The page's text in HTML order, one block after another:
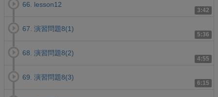
3:42
66. lesson12
5:36
67. 演習問題8(1)
4:55
68. 演習問題8(2)
6:15
69. 演習問題8(3)